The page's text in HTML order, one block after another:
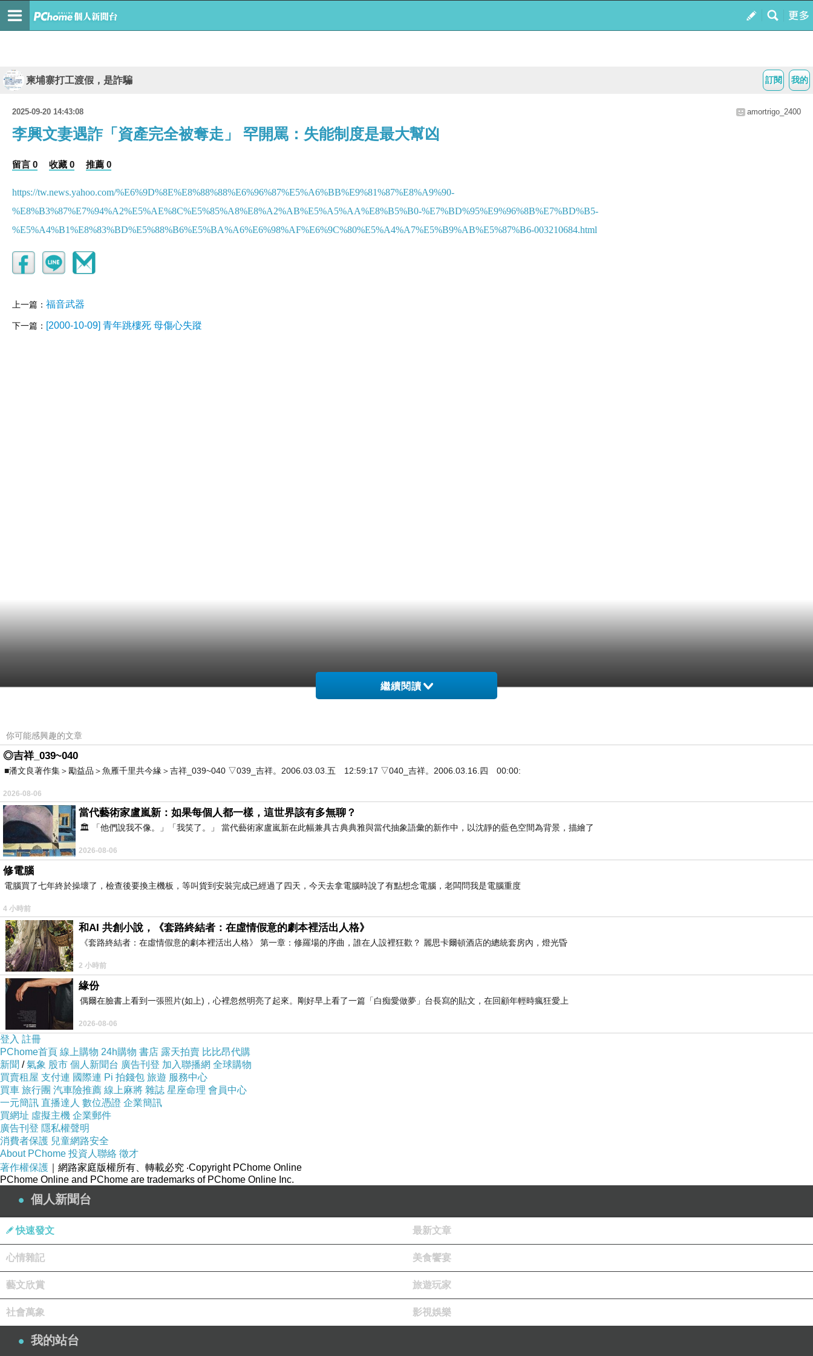
我的
訂閱
柬埔寨打工渡假，是詐騙
2025-09-20 14:43:08 amortrigo_2400
李興文妻遇詐「資產完全被奪走」 罕開罵：失能制度是最大幫凶
留言 0 收藏 0 推薦 0
https://tw.news.yahoo.com/%E6%9D%8E%E8%88%88%E6%96%87%E5%A6%BB%E9%81%87%E8%A9%90-
%E8%B3%87%E7%94%A2%E5%AE%8C%E5%85%A8%E8%A2%AB%E5%A5%AA%E8%B5%B0-%E7%BD%95%E9%96%8B%E7%BD%B5-
%E5%A4%B1%E8%83%BD%E5%88%B6%E5%BA%A6%E6%98%AF%E6%9C%80%E5%A4%A7%E5%B9%AB%E5%87%B6-003210684.html
上一篇： 福音武器
下一篇： [2000-10-09] 青年跳樓死 母傷心失蹤
繼續閱讀
你可能感興趣的文章
◎吉祥_039~040
■潘文良著作集＞勵益品＞魚雁千里共今緣＞吉祥_039~040 ▽039_吉祥。2006.03.03.五 12:59:17 ▽040_吉祥。2006.03.16.四 00:00:
2026-08-06
當代藝術家盧嵐新：如果每個人都一樣，這世界該有多無聊？
🏛️ 「他們說我不像。」「我笑了。」 當代藝術家盧嵐新在此幅兼具古典典雅與當代抽象語彙的新作中，以沈靜的藍色空間為背景，描繪了
2026-08-06
修電腦
電腦買了七年終於操壞了，檢查後要換主機板，等叫貨到安裝完成已經過了四天，今天去拿電腦時說了有點想念電腦，老闆問我是電腦重度
4 小時前
和AI 共創小說，《套路終結者：在虛情假意的劇本裡活出人格》
《套路終結者：在虛情假意的劇本裡活出人格》 第一章：修羅場的序曲，誰在人設裡狂歡？ 麗思卡爾頓酒店的總統套房內，燈光昏
2 小時前
緣份
偶爾在臉書上看到一張照片(如上)，心裡忽然明亮了起來。剛好早上看了一篇「白痴愛做夢」台長寫的貼文，在回顧年輕時瘋狂愛上
2026-08-06
登入 註冊
PChome首頁 線上購物 24h購物 書店 露天拍賣 比比昂代購
新聞 /氣象 股市 個人新聞台 廣告刊登 加入聯播網 全球購物
買賣租屋 支付連 國際連 Pi 拍錢包 旅遊 服務中心
買車 旅行團 汽車險推薦 線上麻將 雜誌 星座命理 會員中心
一元簡訊 直播達人 數位憑證 企業簡訊
買網址 虛擬主機 企業郵件
廣告刊登 隱私權聲明
消費者保護 兒童網路安全
About PChome 投資人聯絡 徵才
著作權保護 ｜網路家庭版權所有、轉載必究 ‧Copyright PChome Online
PChome Online and PChome are trademarks of PChome Online Inc.
個人新聞台
快速發文 最新文章
心情雜記 美食饗宴
藝文欣賞 旅遊玩家
社會萬象 影視娛樂
我的站台